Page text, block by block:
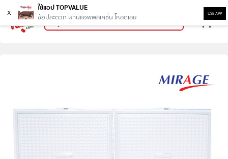
x
ใช้แอป TOPVALUE
ช้อปสะดวก ผ่านแอพพลิเคชั่น โหลดเลย
USE APP